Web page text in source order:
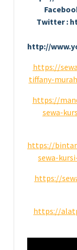
Twitter :
http://
https://
tiffany-
https://
sewa-
https://
sewa-
https://
https://